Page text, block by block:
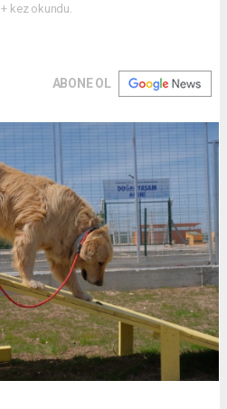
kez okundu.
ABONE OL